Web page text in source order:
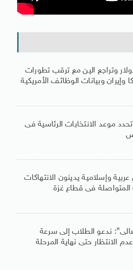
وتراجع الين مع ترقب تطورات
وإيران وبيانات الوظائف الأمريكية
موعد الانتخابات الرئاسية فى
وإسلامية يدينون الانتهاكات
المتواصلة فى قطاع غزة
ندعو الطلاب إلى سرعة
الانتظار حتى نهاية المرحلة